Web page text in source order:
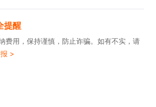
明后再投递简历；
提醒
费用，保持谨慎，防止诈骗。如有不实，请
>